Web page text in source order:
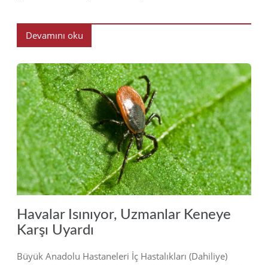
Devamını oku
2019
Havalar Isınıyor, Uzmanlar Keneye
Karşı Uyardı
Büyük Anadolu Hastaneleri İç Hastalıkları (Dahiliye)